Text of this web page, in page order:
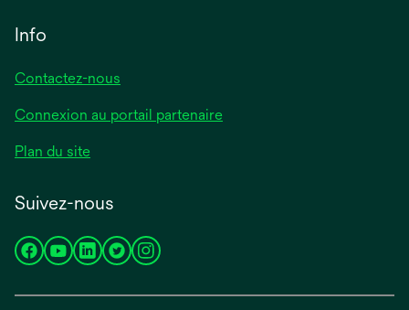
Info
Contactez-nous
Connexion au portail partenaire
Plan du site
Suivez-nous
s’ouvres’ouvres’ouvres’ouvres’ouvre